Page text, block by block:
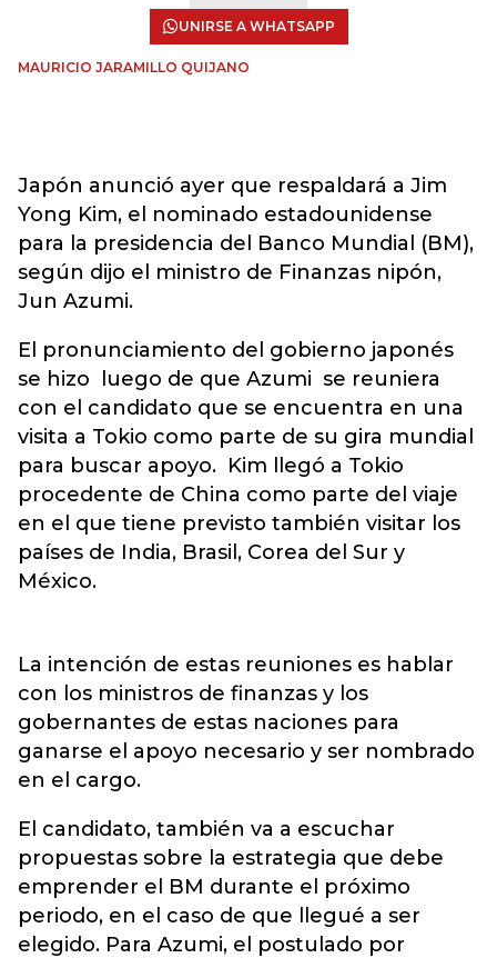
UNIRSE A WHATSAPP
MAURICIO JARAMILLO QUIJANO
Japón anunció ayer que respaldará a Jim
Yong Kim, el nominado estadounidense
para la presidencia del Banco Mundial (BM),
según dijo el ministro de Finanzas nipón,
Jun Azumi.
El pronunciamiento del gobierno japonés
se hizo luego de que Azumi se reuniera
con el candidato que se encuentra en una
visita a Tokio como parte de su gira mundial
para buscar apoyo. Kim llegó a Tokio
procedente de China como parte del viaje
en el que tiene previsto también visitar los
países de India, Brasil, Corea del Sur y
México.
La intención de estas reuniones es hablar
con los ministros de finanzas y los
gobernantes de estas naciones para
ganarse el apoyo necesario y ser nombrado
en el cargo.
El candidato, también va a escuchar
propuestas sobre la estrategia que debe
emprender el BM durante el próximo
periodo, en el caso de que llegué a ser
elegido. Para Azumi, el postulado por